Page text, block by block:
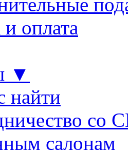
оплата
▼
найти
со
салонам